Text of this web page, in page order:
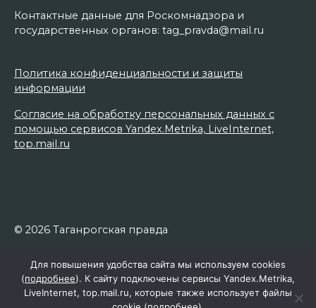
Контактные данные для Роскомнадзора и
государственных органов: tag_pravda@mail.ru
Политика конфиденциальности и защиты
информации
Согласие на обработку персональных данных с
помощью сервисов Yandex.Metrika, LiveInternet,
top.mail.ru
© 2026 Таганрогская правда
Для повышения удобства сайта мы используем cookies
(подробнее). К сайту подключены сервисы Yandex.Metrika,
LiveInternet, top.mail.ru, которые также использует файлы